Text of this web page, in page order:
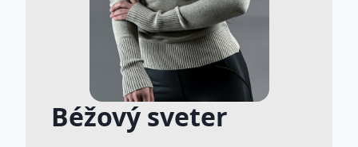
Béžový sveter